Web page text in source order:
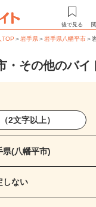
後で見る
TOP ＞岩手県＞岩手県八幡平市＞
・その他のバイ
県(八幡平市)
しない